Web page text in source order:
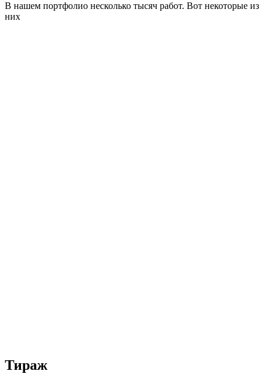
В нашем портфолио несколько тысяч работ. Вот некоторые из
них
Тираж